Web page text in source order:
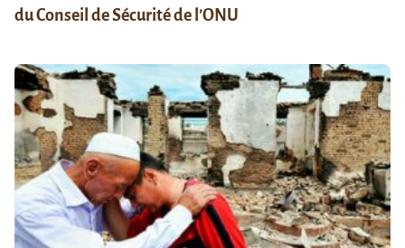
du Conseil de Sécurité de l’ONU